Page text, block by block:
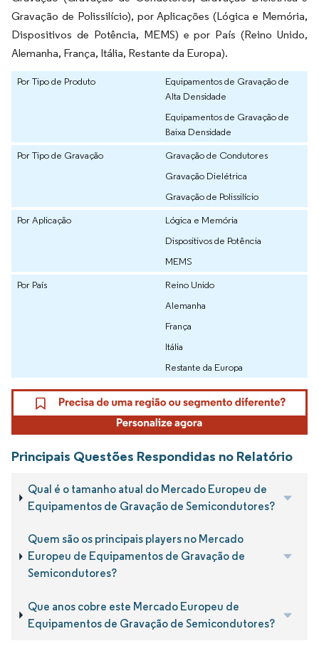
Gravação de Polissilício), por Aplicações (Lógica e Memória,
Dispositivos de Potência, MEMS) e por País (Reino Unido,
Alemanha, França, Itália, Restante da Europa).
Por Tipo de Produto
Equipamentos de Gravação de
Alta Densidade
Equipamentos de Gravação de
Baixa Densidade
Por Tipo de Gravação
Gravação de Condutores
Gravação Dielétrica
Gravação de Polissilício
Por Aplicação
Lógica e Memória
Dispositivos de Potência
MEMS
Por País
Reino Unido
Alemanha
França
Itália
Restante da Europa
Principais Questões Respondidas no Relatório
Qual é o tamanho atual do Mercado Europeu de
Equipamentos de Gravação de Semicondutores?
Quem são os principais players no Mercado
Europeu de Equipamentos de Gravação de
Semicondutores?
Que anos cobre este Mercado Europeu de
Equipamentos de Gravação de Semicondutores?